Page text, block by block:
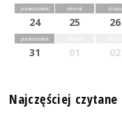
poniedziałek
24
wtorek
25
środa
26
poniedziałek
31 01 02
Najczęściej czytane